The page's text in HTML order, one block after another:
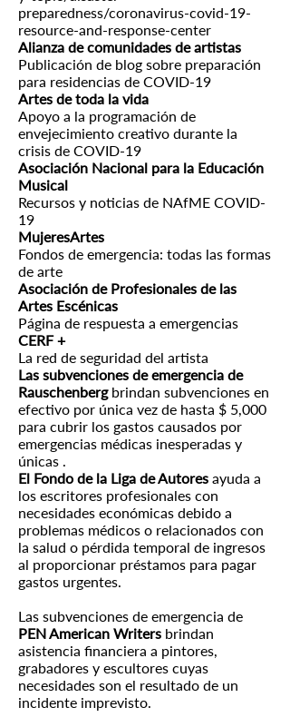
preparedness/coronavirus-covid-19-
resource-and-response-center
Alianza de comunidades de artistas
Publicación de blog sobre preparación
para residencias de COVID-19
Artes de toda la vida
Apoyo a la programación de
envejecimiento creativo durante la
crisis de COVID-19
Asociación Nacional para la Educación
Musical
Recursos y noticias de NAfME COVID-
19
MujeresArtes
Fondos de emergencia: todas las formas
de arte
Asociación de Profesionales de las
Artes Escénicas
Página de respuesta a emergencias
CERF +
La red de seguridad del artista
Las subvenciones de emergencia de
Rauschenbergbrindan subvenciones en
efectivo por única vez de hasta $ 5,000
para cubrir los gastos causados ​​por
emergencias médicas inesperadas y
únicas .
El Fondo de la Liga de Autores ayuda a
los escritores profesionales con
necesidades económicas debido a
problemas médicos o relacionados con
la salud o pérdida temporal de ingresos
al proporcionar préstamos para pagar
gastos urgentes.
Las subvenciones de emergencia de
PEN American Writers brindan
asistencia financiera a pintores,
grabadores y escultores cuyas
necesidades son el resultado de un
incidente imprevisto.